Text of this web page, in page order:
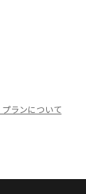
ランについて